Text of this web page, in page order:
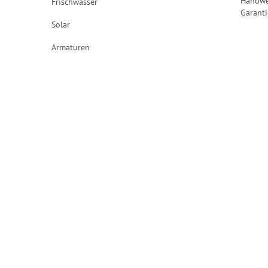
Solar
Armaturen